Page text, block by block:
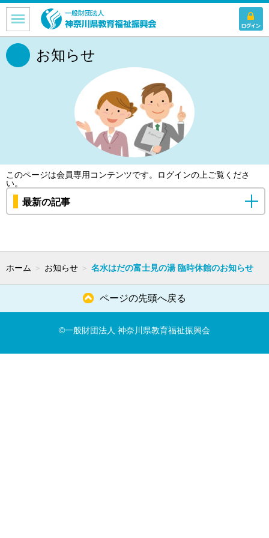
お知らせ
このページは会員専用コンテンツです。 ログインの上ご覧くださ
い。
最新の記事
ホーム ＞ お知らせ ＞ 名水はだの富士見の湯 臨時休館のお知らせ
ページの先頭へ戻る
©一般財団法人 神奈川県教育福祉振興会